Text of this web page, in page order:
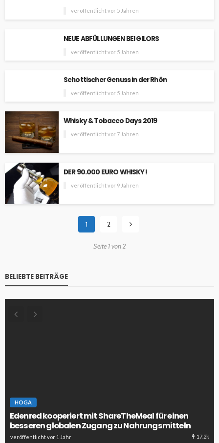
veröffentlicht vor 5 Jahren
NEUE ABFÜLLUNGEN BEI GILORS
veröffentlicht vor 5 Jahren
Schottischer Genuss in der Rhön
veröffentlicht vor 5 Jahren
Whisky & Tobacco Days 2019
veröffentlicht vor 7 Jahren
DER 90.000 EURO WHISKY!
veröffentlicht vor 9 Jahren
1 2
Seite 1 von 2
BELIEBTE BEITRÄGE
HOGA
Edenred kooperiert mit ShareTheMeal für einen
besseren globalen Zugang zu Nahrungsmitteln
veröffentlicht vor 1 Jahr 17.2k